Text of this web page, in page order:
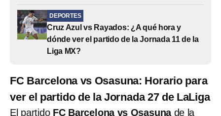
DEPORTES
Cruz Azul vs Rayados: ¿A qué hora y
dónde ver el partido de la Jornada 11 de la
Liga MX?
FC Barcelona vs Osasuna: Horario para
ver el partido de la Jornada 27 de LaLiga
El partidoFC Barcelona vs Osasunade la